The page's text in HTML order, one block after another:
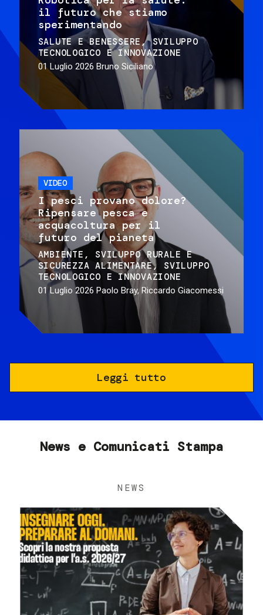
il futuro che stiamo
sperimentando
SALUTE E BENESSERE
SVILUPPO
TECNOLOGICO E INNOVAZIONE
01 Luglio 2026 Bruno Siciliano
VIDEO
I pesci provano dolore?
Ripensare pesca e
acquacoltura per il
futuro del pianeta
AMBIENTE
SVILUPPO RURALE E
SICUREZZA ALIMENTARE
SVILUPPO
TECNOLOGICO E INNOVAZIONE
01 Luglio 2026 Paolo Bray, Riccardo Giacomessi
Leggi tutto
News e Comunicati Stampa
NEWS